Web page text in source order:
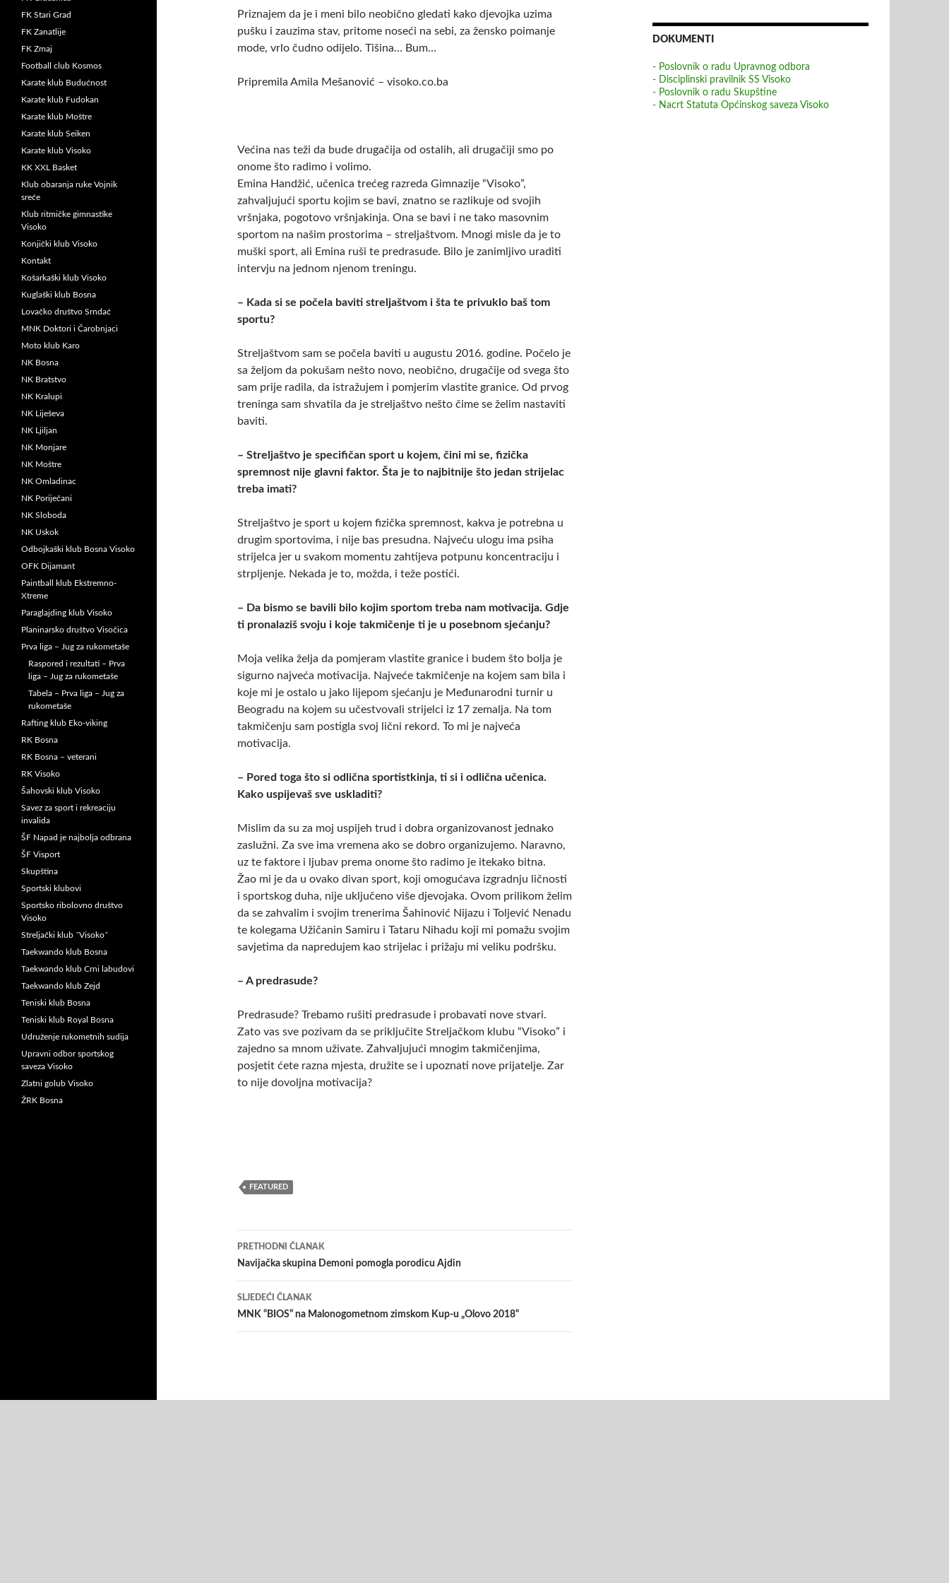
Priznajem da je i meni bilo neobično gledati kako djevojka uzima
pušku i zauzima stav, pritome noseći na sebi, za žensko poimanje
mode, vrlo čudno odijelo. Tišina… Bum…
Pripremila Amila Mešanović – visoko.co.ba
Većina nas teži da bude drugačija od ostalih, ali drugačiji smo po
onome što radimo i volimo.
Emina Handžić, učenica trećeg razreda Gimnazije “Visoko”,
zahvaljujući sportu kojim se bavi, znatno se razlikuje od svojih
vršnjaka, pogotovo vršnjakinja. Ona se bavi i ne tako masovnim
sportom na našim prostorima – streljaštvom. Mnogi misle da je to
muški sport, ali Emina ruši te predrasude. Bilo je zanimljivo uraditi
intervju na jednom njenom treningu.
– Kada si se počela baviti streljaštvom i šta te privuklo baš tom
sportu?
Streljaštvom sam se počela baviti u augustu 2016. godine. Počelo je
sa željom da pokušam nešto novo, neobično, drugačije od svega što
sam prije radila, da istražujem i pomjerim vlastite granice. Od prvog
treninga sam shvatila da je streljaštvo nešto čime se želim nastaviti
baviti.
– Streljaštvo je specifičan sport u kojem, čini mi se, fizička
spremnost nije glavni faktor. Šta je to najbitnije što jedan strijelac
treba imati?
Streljaštvo je sport u kojem fizička spremnost, kakva je potrebna u
drugim sportovima, i nije bas presudna. Najveću ulogu ima psiha
strijelca jer u svakom momentu zahtijeva potpunu koncentraciju i
strpljenje. Nekada je to, možda, i teže postići.
– Da bismo se bavili bilo kojim sportom treba nam motivacija. Gdje
ti pronalaziš svoju i koje takmičenje ti je u posebnom sjećanju?
Moja velika želja da pomjeram vlastite granice i budem što bolja je
sigurno najveća motivacija. Najveće takmičenje na kojem sam bila i
koje mi je ostalo u jako lijepom sjećanju je Međunarodni turnir u
Beogradu na kojem su učestvovali strijelci iz 17 zemalja. Na tom
takmičenju sam postigla svoj lični rekord. To mi je najveća
motivacija.
– Pored toga što si odlična sportistkinja, ti si i odlična učenica.
Kako uspijevaš sve uskladiti?
Mislim da su za moj uspijeh trud i dobra organizovanost jednako
zaslužni. Za sve ima vremena ako se dobro organizujemo. Naravno,
uz te faktore i ljubav prema onome što radimo je itekako bitna.
Žao mi je da u ovako divan sport, koji omogućava izgradnju ličnosti
i sportskog duha, nije uključeno više djevojaka. Ovom prilikom želim
da se zahvalim i svojim trenerima Šahinović Nijazu i Toljević Nenadu
te kolegama Užičanin Samiru i Tataru Nihadu koji mi pomažu svojim
savjetima da napredujem kao strijelac i prižaju mi veliku podršku.
– A predrasude?
Predrasude? Trebamo rušiti predrasude i probavati nove stvari.
Zato vas sve pozivam da se priključite Streljačkom klubu “Visoko” i
zajedno sa mnom uživate. Zahvaljujući mnogim takmičenjima,
posjetit ćete razna mjesta, družite se i upoznati nove prijatelje. Zar
to nije dovoljna motivacija?
FEATURED
Navigacija
članaka
PRETHODNI ČLANAK
Navijačka skupina Demoni pomogla porodicu Ajdin
SLJEDEĆI ČLANAK
MNK “BIOS” na Malonogometnom zimskom Kup-u „Olovo 2018“
DOKUMENTI
- Poslovnik o radu Upravnog odbora
- Disciplinski pravilnik SS Visoko
- Poslovnik o radu Skupštine
- Nacrt Statuta Općinskog saveza Visoko
FK Stari Grad
FK Zanatlije
FK Zmaj
Football club Kosmos
Karate klub Budućnost
Karate klub Fudokan
Karate klub Moštre
Karate klub Seiken
Karate klub Visoko
KK XXL Basket
Klub obaranja ruke Vojnik
sreće
Klub ritmičke gimnastike
Visoko
Konjički klub Visoko
Kontakt
Košarkaški klub Visoko
Kuglaški klub Bosna
Lovačko društvo Srndać
MNK Doktori i Čarobnjaci
Moto klub Karo
NK Bosna
NK Bratstvo
NK Kralupi
NK Liješeva
NK Ljiljan
NK Monjare
NK Moštre
NK Omladinac
NK Poriječani
NK Sloboda
NK Uskok
Odbojkaški klub Bosna Visoko
OFK Dijamant
Paintball klub Ekstremno-
Xtreme
Paraglajding klub Visoko
Planinarsko društvo Visočica
Prva liga – Jug za rukometaše
Raspored i rezultati – Prva
liga – Jug za rukometaše
Tabela – Prva liga – Jug za
rukometaše
Rafting klub Eko-viking
RK Bosna
RK Bosna – veterani
RK Visoko
Šahovski klub Visoko
Savez za sport i rekreaciju
invalida
ŠF Napad je najbolja odbrana
ŠF Visport
Skupština
Sportski klubovi
Sportsko ribolovno društvo
Visoko
Streljački klub ˝Visoko˝
Taekwando klub Bosna
Taekwando klub Crni labudovi
Taekwando klub Zejd
Teniski klub Bosna
Teniski klub Royal Bosna
Udruženje rukometnih sudija
Upravni odbor sportskog
saveza Visoko
Zlatni golub Visoko
ŽRK Bosna